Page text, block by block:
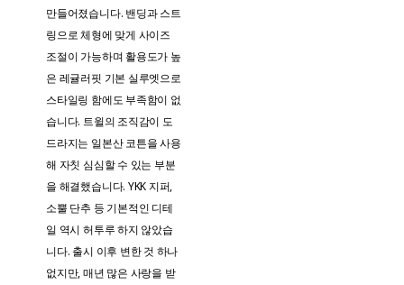
만들어졌습니다. 밴딩과 스트
링으로 체형에 맞게 사이즈
조절이 가능하며 활용도가 높
은 레귤러핏 기본 실루엣으로
스타일링 함에도 부족함이 없
습니다. 트윌의 조직감이 도
드라지는 일본산 코튼을 사용
해 자칫 심심할 수 있는 부분
을 해결했습니다. YKK 지퍼,
소뿔 단추 등 기본적인 디테
일 역시 허투루 하지 않았습
니다. 출시 이후 변한 것 하나
없지만, 매년 많은 사랑을 받